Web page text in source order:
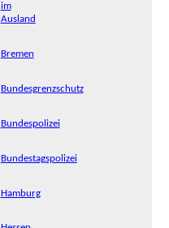
im
Ausland
Bremen
Bundesgrenzschutz
Bundespolizei
Bundestagspolizei
Hamburg